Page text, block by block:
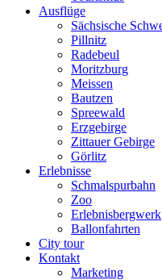
Ausflüge
Sächsische
Pillnitz
Radebeul
Moritzburg
Meissen
Bautzen
Spreewald
Erzgebirge
Zittauer Gebirge
Görlitz
Erlebnisse
Schmalspurbahn
Zoo
Erlebnisbergwerk
Ballonfahrten
City tour
Kontakt
Marketing